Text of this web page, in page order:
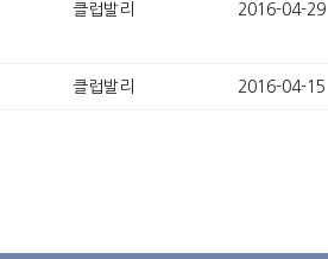
클럽발리 2016-04-29
클럽발리 2016-04-15